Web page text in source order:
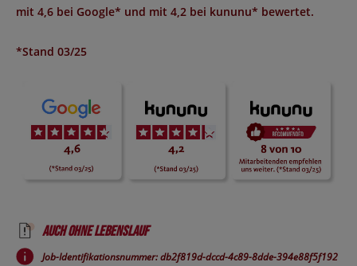
mit 4,6 bei Google* und mit 4,2 bei kununu* bewertet.
*Stand 03/25
Auch ohne Lebenslauf
Job-Identifikationsnummer: db2f819d-dccd-4c89-8dde-394e88f5f192